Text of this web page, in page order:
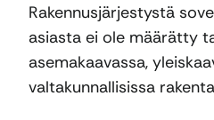
Rakennusjärjestystä
asiasta ei ole määrätty
asemakaavassa,
valtakunnallisissa